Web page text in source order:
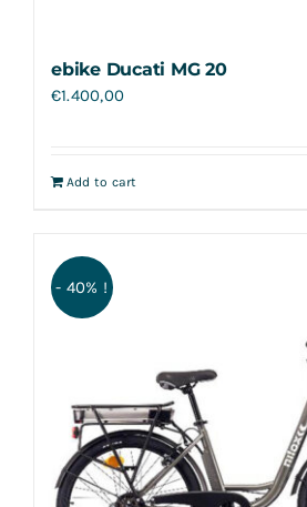
ebike Ducati MG 20
€1.400,00
Add to cart
- 40% !